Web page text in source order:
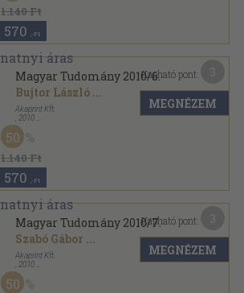
1.140 Ft
570 ,-Ft
Magyar Tudomány 2010/6.
Bujtor László ...
Akaprint Kft.
2010
Ragasztott papírkötés
Magyar Tudomány sorozat
1.140 Ft
50
570 ,-Ft
Kapható pont:
MEGNÉZEM
Magyar Tudomány 2010/7.
Szabó Gábor ...
Akaprint Kft.
2010
Ragasztott papírkötés
Magyar Tudomány sorozat
50
Kapható pont:
MEGNÉZEM